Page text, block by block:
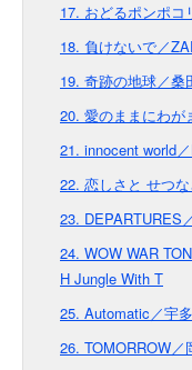
17. おどるポンポ
18. 負けないで／
19. 奇跡の地球／桑
20. 愛のままにわが
21. innocent world
22. 恋しさと せつ
23. DEPARTURES
24. WOW WAR
H Jungle With T
25. Automatic／宇
26. TOMORROW／